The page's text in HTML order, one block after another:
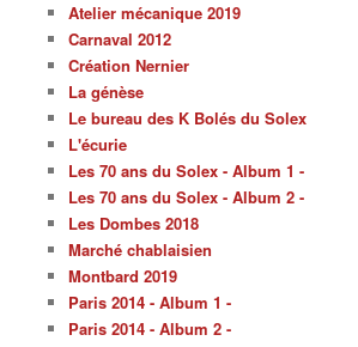
Atelier mécanique 2019
Carnaval 2012
Création Nernier
La génèse
Le bureau des K Bolés du Solex
L'écurie
Les 70 ans du Solex - Album 1 -
Les 70 ans du Solex - Album 2 -
Les Dombes 2018
Marché chablaisien
Montbard 2019
Paris 2014 - Album 1 -
Paris 2014 - Album 2 -